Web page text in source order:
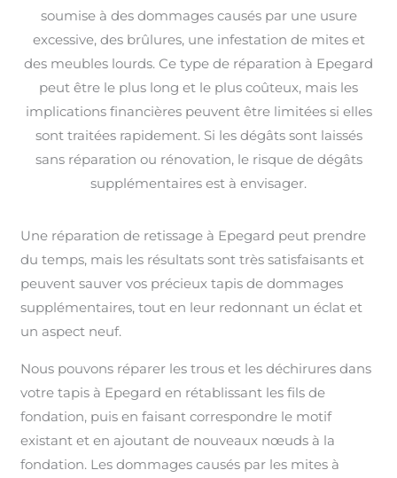
soumise à des dommages causés par une usure
excessive, des brûlures, une infestation de mites et
des meubles lourds. Ce type de réparation à Epegard
peut être le plus long et le plus coûteux, mais les
implications financières peuvent être limitées si elles
sont traitées rapidement. Si les dégâts sont laissés
sans réparation ou rénovation, le risque de dégâts
supplémentaires est à envisager.
Une réparation de retissage à Epegard peut prendre
du temps, mais les résultats sont très satisfaisants et
peuvent sauver vos précieux tapis de dommages
supplémentaires, tout en leur redonnant un éclat et
un aspect neuf.
Nous pouvons réparer les trous et les déchirures dans
votre tapis à Epegard en rétablissant les fils de
fondation, puis en faisant correspondre le motif
existant et en ajoutant de nouveaux nœuds à la
fondation. Les dommages causés par les mites à